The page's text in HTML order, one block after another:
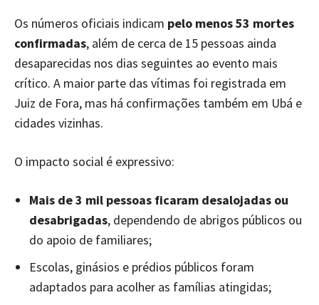
Os números oficiais indicam pelo menos 53 mortes
confirmadas, além de cerca de 15 pessoas ainda
desaparecidas nos dias seguintes ao evento mais
crítico. A maior parte das vítimas foi registrada em
Juiz de Fora, mas há confirmações também em Ubá e
cidades vizinhas.
O impacto social é expressivo:
Mais de 3 mil pessoas ficaram desalojadas ou
desabrigadas, dependendo de abrigos públicos ou
do apoio de familiares;
Escolas, ginásios e prédios públicos foram
adaptados para acolher as famílias atingidas;